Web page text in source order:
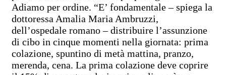
Adiamo per ordine. “E’ fondamentale – spiega la
dottoressa Amalia Maria Ambruzzi,
dell’ospedale romano – distribuire l’assunzione
di cibo in cinque momenti nella giornata: prima
colazione, spuntino di metà mattina, pranzo,
merenda, cena. La prima colazione deve coprire